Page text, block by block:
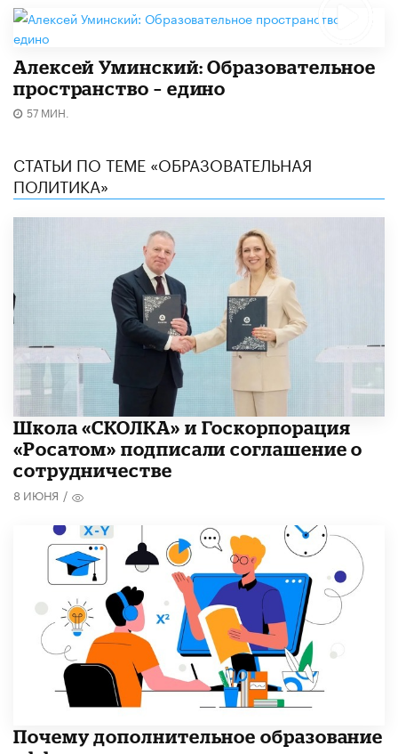
Алексей Уминский: Образовательное
пространство – едино
57 МИН.
СТАТЬИ ПО ТЕМЕ «ОБРАЗОВАТЕЛЬНАЯ
ПОЛИТИКА»
Школа «СКОЛКА» и Госкорпорация
«Росатом» подписали соглашение о
сотрудничестве
8 ИЮНЯ /
​Почему дополнительное образование